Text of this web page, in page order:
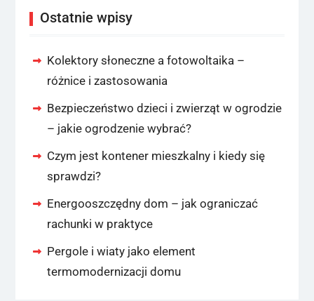
Ostatnie wpisy
Kolektory słoneczne a fotowoltaika –
różnice i zastosowania
Bezpieczeństwo dzieci i zwierząt w ogrodzie
– jakie ogrodzenie wybrać?
Czym jest kontener mieszkalny i kiedy się
sprawdzi?
Energooszczędny dom – jak ograniczać
rachunki w praktyce
Pergole i wiaty jako element
termomodernizacji domu